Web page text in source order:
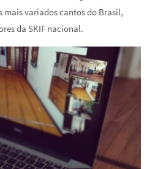
mais variados cantos do Brasil,
da SKIF nacional.